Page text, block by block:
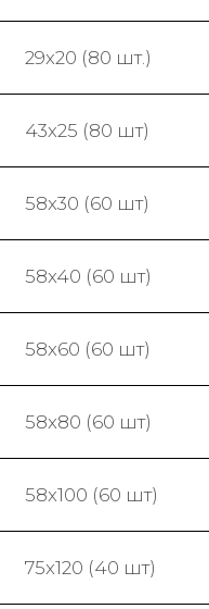
29х20 (80 шт.)
43х25 (80 шт)
58x30 (60 шт)
58x40 (60 шт)
58x60 (60 шт)
58x80 (60 шт)
58x100 (60 шт)
75x120 (40 шт)